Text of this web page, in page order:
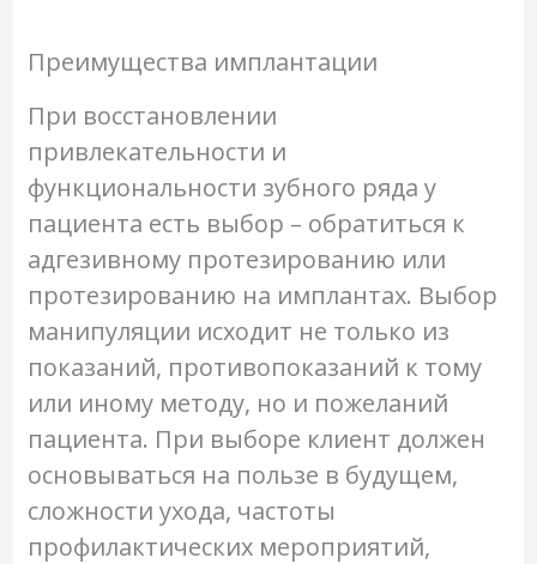
Преимущества имплантации
При восстановлении
привлекательности и
функциональности зубного ряда у
пациента есть выбор – обратиться к
адгезивному протезированию или
протезированию на имплантах. Выбор
манипуляции исходит не только из
показаний, противопоказаний к тому
или иному методу, но и пожеланий
пациента. При выборе клиент должен
основываться на пользе в будущем,
сложности ухода, частоты
профилактических мероприятий,